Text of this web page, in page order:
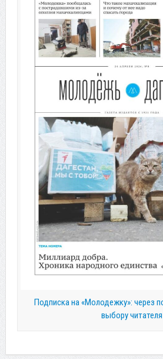
Подписка на «Молодежку»: через
выбору читателя